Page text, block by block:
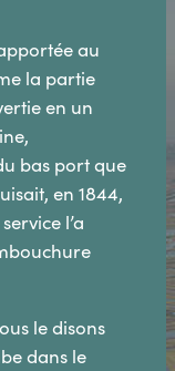
au
la partie
en un
bas port que
en 1844,
l’a
le disons
dans le